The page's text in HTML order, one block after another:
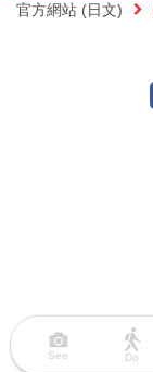
官方網站 (日文)
See Do